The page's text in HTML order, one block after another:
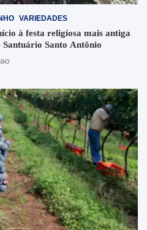
VARIEDADES
à festa religiosa mais antiga
Santo Antônio